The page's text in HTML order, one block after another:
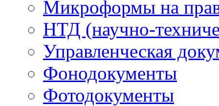
Микроформы на
НТД (научно-
Управленческая
Фонодокументы
Фотодокументы